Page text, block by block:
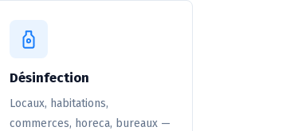
Désinfection
Locaux, habitations,
commerces, horeca, bureaux —